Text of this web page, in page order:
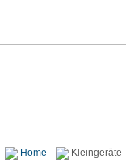
Home
Kleingeräte